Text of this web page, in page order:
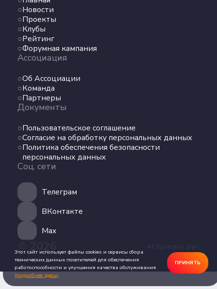
Новости
Проекты
Клубы
Рейтинг
Форумная кампания
Ассоциация
Об Ассоциации
Команда
Партнеры
Документы
Пользовательское соглашение
Согласие на обработку персональных данных
Политика обеспечения безопасности
персональных данных
Соц. сети
Телеграм
ВКонтакте
Max
© 2026
Клубы
Рейтинг
Форумная кампания
Команда
Партнеры
Пользовательское соглашение
Согласие на обработку персональных данных
Политика обеспечения безопасности
персональных данных
сети
Телеграм
ВКонтакте
Max
Этот сайт использует файлы cookies и сервисы сбора
технических данных посетителей для обеспечения
работоспособности и улучшения качества обслуживания
(подробнее здесь).
ПРИНЯТЬ